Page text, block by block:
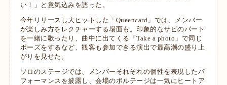
い！」と意気込みを語った。
今年リリースし大ヒットした「Queencard」では、メンバー
が楽しみ方をレクチャーする場面も。印象的なサビのパート
を一緒に歌ったり、曲中に出てくる「Take a photo」で同じ
ポーズをするなど、観客も参加できる演出で最高潮の盛り上
がりを見せた。
ソロのステージでは、メンバーそれぞれの個性を表現したパ
フォーマンスを披露し、会場のボルテージは一気にヒートア